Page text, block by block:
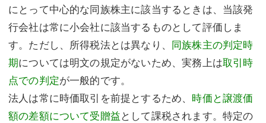
にとって中心的な同族株主に該当するときは、当該発
行会社は常に小会社に該当するものとして評価しま
す。ただし、所得税法とは異なり、 同族株主の判定時
期については明文の規定がないため、実務上は取引時
点での判定が一般的です。
法人は常に時価取引を前提とするため、 時価と譲渡価
額の差額について受贈益として課税されます。特定の